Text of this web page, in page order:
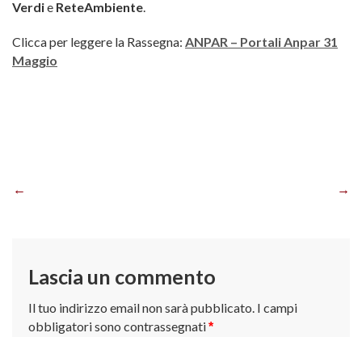
Verdie ReteAmbiente
Clicca per leggere la Rassegna: ANPAR – Portali Anpar 31
Maggio
Navigazione
Lascia un commento
Il tuo indirizzo email non sarà pubblicato. I campi
obbligatori sono contrassegnati*